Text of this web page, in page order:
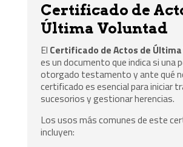
Certificado de
Última Voluntad
El Certificado de Actos de
es un documento que indica si una
otorgado testamento y ante qué
certificado es esencial para iniciar
sucesorios y gestionar herencias.
Los usos más comunes de este
incluyen: